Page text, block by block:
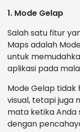
1. Mode Gelap
Salah satu fitur
Maps adalah
untuk
aplikasi pada
Mode Gelap
visual, tetapi juga
mata ketika Anda
dengan